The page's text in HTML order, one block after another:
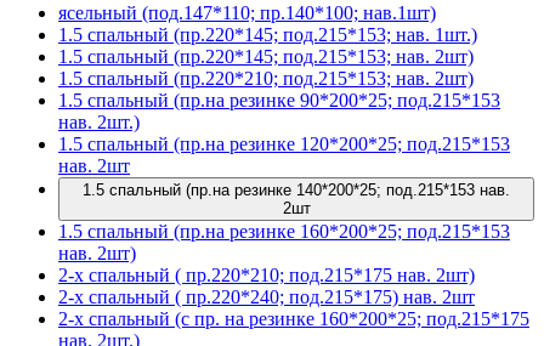
ясельный (под.147*110; пр.140*100; нав.1шт)
1.5 спальный (пр.220*145; под.215*153; нав. 1шт.)
1.5 спальный (пр.220*145; под.215*153; нав. 2шт)
1.5 спальный (пр.220*210; под.215*153; нав. 2шт)
1.5 спальный (пр.на резинке 90*200*25; под.215*153
нав. 2шт.)
1.5 спальный (пр.на резинке 120*200*25; под.215*153
нав. 2шт
1.5 спальный (пр.на резинке 140*200*25; под.215*153 нав.
2шт
1.5 спальный (пр.на резинке 160*200*25; под.215*153
нав. 2шт)
2-х спальный ( пр.220*210; под.215*175 нав. 2шт)
2-х спальный ( пр.220*240; под.215*175) нав. 2шт
2-х спальный (с пр. на резинке 160*200*25; под.215*175
нав. 2шт.)